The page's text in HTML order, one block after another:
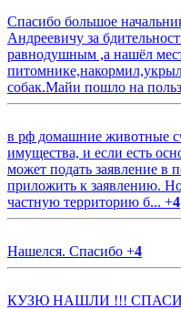
Спасибо большое
Андреевичу за
равнодушным ,а нашёл
собак.Майи пошло на
в рф домашние животные
имущества, и если есть
может подать заявление в
приложить к заявлению.
частную территорию б... +4
Нашелся. Спасибо +4
КУЗЮ НАШЛИ !!!